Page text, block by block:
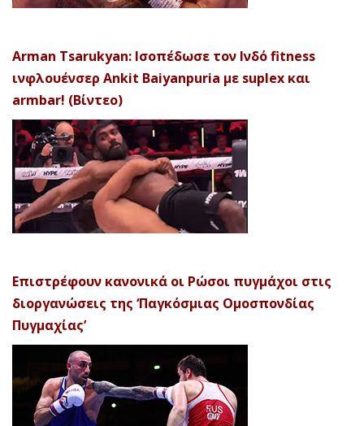
Arman Tsarukyan: Ισοπέδωσε τον Ινδό fitness
ινφλουένσερ Ankit Baiyanpuria με suplex και
armbar! (Βίντεο)
Επιστρέφουν κανονικά οι Ρώσοι πυγμάχοι στις
διοργανώσεις της ‘Παγκόσμιας Ομοσπονδίας
Πυγμαχίας’